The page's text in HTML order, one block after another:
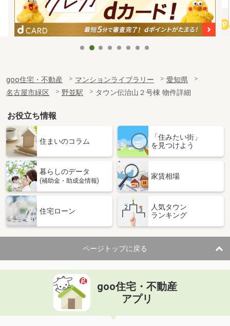
goo住宅・不動産 マンションライブラリー
愛知県
名古屋市緑区
野並駅 タウン伝治山２号棟 物件詳細
お役立ち情報
住まいのコラム
「住みたい街」
を見つけよう
暮らしのデータ
(補助金・助成金情報)
家賃相場
住宅ローン
人気タウン
ランキング
ページトップに戻る
goo住宅・不動産
アプリ